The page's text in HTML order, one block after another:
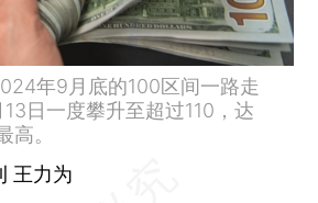
年9月底的100区间一路走
日一度攀升至超过110，达
高。
王力为